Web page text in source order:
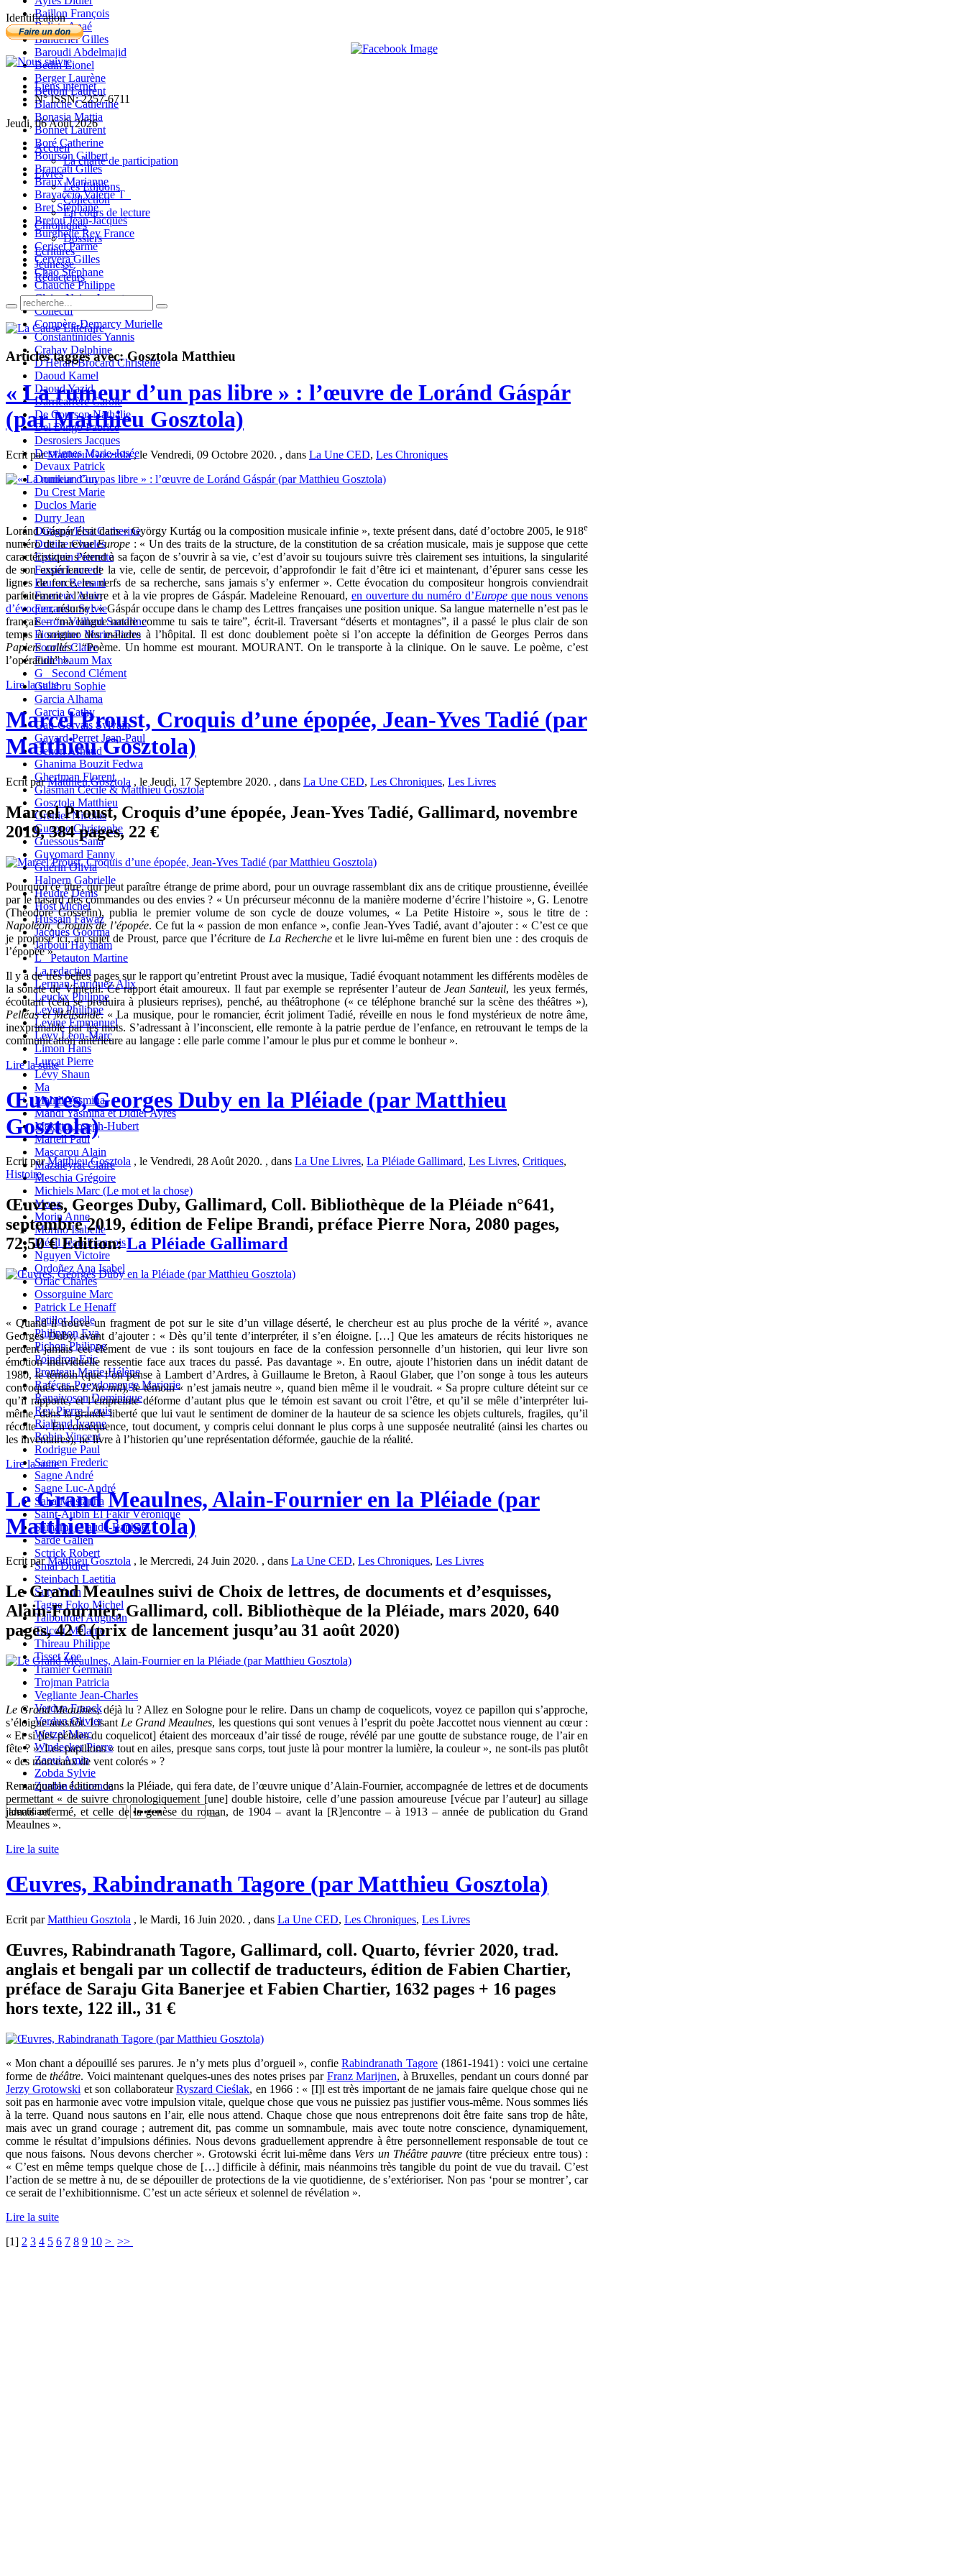
Baillon François
Balista Anaé
Banderier Gilles
Baroudi Abdelmajid
Bedin Lionel
Berger Laurène
Bettoni Laurent
Blanche Catherine
Bonasia Mattia
Bonnet Laurent
Boré Catherine
Bourson Gilbert
Brancati Gilles
Braux Marianne
Bravaccio Valérie T_
Bret Stéphane
Bretou Jean-Jacques
Burghelle Rey France
Ceriset Parme
Cervera Gilles
Chao Stéphane
Chauché Philippe
Claire-Neige Jaunet
Collectif
Compère-Demarcy Murielle
Constantinidès Yannis
Crahay Delphine
D'Hérart-Brocard Christelle
Daoud Kamel
Daoud Yazid
Darricarrère Carole
De Courson Nathalie
Del Dingo Fabrice
Desrosiers Jacques
Desvignes Marie-Josée
Devaux Patrick
Donikian Guy
Du Crest Marie
Duclos Marie
Durry Jean
Dutigny/Elsa Catherine
Duttine Charles
Epsztein Pierrette
Fassin Laurent
Fauren Bernard
Faurieux Alain
Ferrando Sylvie
Ferron-Veillard Sandrine
Fiorentino Marie-Pierre
Fourier Claire
Fullenbaum Max
G_ Second Clément
Galabru Sophie
Garcia Alhama
Garcia Cathy
Gau-Gervais Sylvain
Gavard-Perret Jean-Paul
Genon Arnaud
Ghanima Bouzit Fedwa
Ghertman Florent
Glasman Cécile & Matthieu Gosztola
Gosztola Matthieu
Grenier Nicolas
Gueppe Christophe
Guessous Sana
Guyomard Fanny
Guérin Olivia
Halpern Gabrielle
Heudré Denis
Host Michel
Hussain Fawaz
Jacques Goorma
Jarboui Haytham
L_ Petauton Martine
La redaction
Lerman Enriquez Alix
Leuckx Philippe
Leven Philippe
Levine Emmanuel
Levy Leon-Marc
Limon Hans
Lurçat Pierre
Lévy Shaun
Ma
Mahdi Yasmina
Mahdi Yasmina et Didier Ayres
Makutu Joseph-Hubert
Martell Paul
Mascarou Alain
Mazaleyrat Claire
Meschia Grégoire
Michiels Marc (Le mot et la chose)
Mona
Morin Anne
Morino Isabelle
Mézil Jean-François
Nguyen Victoire
Ordoñez Ana Isabel
Orlac Charles
Ossorguine Marc
Patrick Le Henaff
Petillot Joelle
Philippon Eva
Pichon Philippe
Poindron Eric
Prouteau Marie-Hélène
Rafécas-Poeydomenge Marjorie
Ranaivoson Dominique
Rey Pierre-Louis
Rialland Ivanne
Robin Vincent
Rodrigue Paul
Saenen Frederic
Sagne André
Sagne Luc-André
Saha Mustapha
Saint-Aubin El Fakir Véronique
Samama Claude-Raphaël
Sarde Galien
Sctrick Robert
Smal Didier
Steinbach Laetitia
Suty Yann
Tagne Foko Michel
Talbourdel Augustin
Talcott Mélanie
Thireau Philippe
Tisset Zoe
Tramier Germain
Trojman Patricia
Vegliante Jean-Charles
Verdun Franck
Verdun Olivier
Wetzel Marc
Windecker Pierre
Zaoui Amin
Zobda Sylvie
Zordan Laurence
Identification
Liens internet
N° ISSN: 2257-6711
Jeudi, 06 Août 2026
Accueil
La charte de participation
Livres
Les Editions
Collection
En cours de lecture
Chroniques
Dossiers
Ecritures
Jeunesse
Rédacteurs
Articles taggés avec: Gosztola Matthieu
« La rumeur d’un pas libre » : l’œuvre de Loránd Gáspár
(par Matthieu Gosztola)
Ecrit parMatthieu Gosztola, le Vendredi, 09 Octobre 2020. , dans La Une CED, Les Chroniques
Loránd Gáspár écrit dans « György Kurtág ou la composition musicale infinie », texte présent dans, daté d’octobre 2005, le 918e
numéro de la revueEurope : « Un des traits de la structure, de la constitution de sa création musicale, mais je suppose que cette
caractéristique s’étend à sa façon de s’ouvrir à sa vie, c’est d’avoir su toujours suivre très clairement ses intuitions, la singularité
de son expérience de la vie, celle de sentir, de percevoir, d’approfondir le fait d’être ici et maintenant, d’épurer sans cesse les
lignes de force, les nerfs de sa recherche, sans jamais s’y enfermer ». Cette évocation du compositeur hongrois conviendrait
parfaitement à l’œuvre et à la vie propres de Gáspár. Madeleine Renouard, en ouverture du numéro d’Europeque nous venons
d’évoquer, résume : « Gáspár occupe dans le champ des Lettres françaises une position unique. Sa langue maternelle n’est pas le
français – “ma langue natale comme tu sais te taire”, écrit-il. Traversant “déserts et montagnes”, il a passé le plus clair de son
temps à soigner des malades à l’hôpital. Il est donc doublement poète si l’on accepte la définition de Georges Perros dans
Papiers collés: “Poème. Un homme est mourant. MOURANT. On le transporte à la clinique. On le sauve. Le poème, c’est
l’opération” ».
Lire la suite
Marcel Proust, Croquis d’une épopée, Jean-Yves Tadié (par
Matthieu Gosztola)
Ecrit parMatthieu Gosztola , le Jeudi, 17 Septembre 2020. , dans La Une CED, Les Chroniques, Les Livres
Marcel Proust, Croquis d’une épopée, Jean-Yves Tadié, Gallimard, novembre
2019, 384 pages, 22 €
Pourquoi ce titre, qui peut paraître étrange de prime abord, pour un ouvrage rassemblant dix ans de critique proustienne, éveillée
par le hasard des commandes ou des envies ? « Un précurseur méconnu de la manière moderne d’écrire l’histoire », G. Lenotre
(Théodore Gosselin), publia le premier volume de son cycle de douze volumes, « La Petite Histoire », sous le titre de :
Napoléon, Croquis de l’épopée. Ce fut la « passion de mon enfance », confie Jean-Yves Tadié, avant d’ajouter : « C’est ce que
je propose ici, au sujet de Proust, parce que l’écriture de La Rechercheet le livre lui-même en furent bien une : des croquis de
l’épopée ».
Il y a de très belles pages sur le rapport qu’entretint Proust avec la musique, Tadié évoquant notamment les différents modèles de
la sonate de Vinteuil. Ce rapport était amoureux. Il faut par exemple se représenter l’auteur deJean Santeuil, les yeux fermés,
écoutant (cela se produira à plusieurs reprises), penché, au théâtrophone (« ce téléphone branché sur la scène des théâtres »),
Pelléas et Mélisande. « La musique, pour le romancier, écrit joliment Tadié, réveille en nous le fond mystérieux de notre âme,
inexprimable par les mots. S’adressant à l’inconscient, elle remonte à la patrie perdue de l’enfance, en retrouvant le temps de la
communication antérieure au langage : elle parle comme l’amour le plus pur et comme le bonheur ».
Lire la suite
Œuvres, Georges Duby en la Pléiade (par Matthieu
Gosztola)
Ecrit parMatthieu Gosztola , le Vendredi, 28 Août 2020. , dans La Une Livres, La Pléiade Gallimard, Les Livres, Critiques,
Histoire
Œuvres, Georges Duby, Gallimard, Coll. Bibliothèque de la Pléiade n°641,
septembre 2019, édition de Felipe Brandi, préface Pierre Nora, 2080 pages,
72,50 € Edition:La Pléiade Gallimard
« Quand il trouve un fragment de pot sur le site d’un village déserté, le chercheur est au plus proche de la vérité », avance
Georges Duby, avant d’ajouter : « Dès qu’il tente d’interpréter, il s’en éloigne. […] Que les amateurs de récits historiques ne
perdent jamais cet élément de vue : ils sont toujours en face de la confession personnelle d’un historien, qui leur livre son
émotion individuelle ressentie face aux traces du passé. Pas davantage ». En outre, ajoute l’historien dans un inédit datant de
1980, le témoin (que l’on pense à Lambert d’Ardres, à Guillaume le Breton, à Raoul Glaber, que l’on songe à tous les auteurs
convoqués dansL’An mil), le témoin « n’est jamais neutre », quand bien même il le voudrait. « Sa propre culture déteint sur ce
qu’il rapporte, et l’empreinte déforme d’autant plus que le témoin est savant ou croit l’être, et qu’il se mêle d’interpréter lui-
même, dans la grande liberté que lui vaut le sentiment de dominer de la hauteur de sa science les objets culturels, fragiles, qu’il
récolte ». En conséquence, tout document, y compris celui donnant le plus corps à une supposée neutralité (ainsi les chartes ou
les inventaires), ne livre à l’historien qu’une représentation déformée, gauchie de la réalité.
Lire la suite
Le Grand Meaulnes, Alain-Fournier en la Pléiade (par
Matthieu Gosztola)
Ecrit parMatthieu Gosztola , le Mercredi, 24 Juin 2020. , dans La Une CED, Les Chroniques, Les Livres
Le Grand Meaulnes suivi de Choix de lettres, de documents et d’esquisses,
Alain-Fournier, Gallimard, coll. Bibliothèque de la Pléiade, mars 2020, 640
pages, 42 € (prix de lancement jusqu’au 31 août 2020)
Le Grand Meaulnes, déjà lu ? Allez en Sologne pour le relire. Dans un champ de coquelicots, voyez ce papillon qui s’approche,
s’éloigne aussitôt. Lisant Le Grand Meaulnes, les questions qui sont venues à l’esprit du poète Jaccottet nous viennent au cœur :
« Et si [les pétales du coquelicot] étaient des morceaux d’air tissé de rouge, révélé par une goutte de substance rouge, de l’air en
fête ? ». Les papillons « tout en ailes, presque sans corps, tout juste là pour montrer la lumière, la couleur », ne sont-ils pas plutôt
« des morceaux de vent colorés » ?
Remarquable édition dans la Pléiade, qui fera date, de l’œuvre unique d’Alain-Fournier, accompagnée de lettres et de documents
permettant « de suivre chronologiquement [une] double histoire, celle d’une passion amoureuse [vécue par l’auteur] au sillage
jamais refermé, et celle de la genèse du roman, de 1904 – avant la [R]encontre – à 1913 – année de publication du Grand
Meaulnes ».
Lire la suite
Œuvres, Rabindranath Tagore (par Matthieu Gosztola)
Ecrit parMatthieu Gosztola , le Mardi, 16 Juin 2020. , dans La Une CED, Les Chroniques, Les Livres
Œuvres, Rabindranath Tagore, Gallimard, coll. Quarto, février 2020, trad.
anglais et bengali par un collectif de traducteurs, édition de Fabien Chartier,
préface de Saraju Gita Banerjee et Fabien Chartier, 1632 pages + 16 pages
hors texte, 122 ill., 31 €
« Mon chant a dépouillé ses parures. Je n’y mets plus d’orgueil », confieRabindranath Tagore (1861-1941) : voici une certaine
forme dethéâtre. Voici maintenant quelques-unes des notes prises par Franz Marijnen, à Bruxelles, pendant un cours donné par
Jerzy Grotowski et son collaborateurRyszard Cieślak, en 1966 : « [I]l est très important de ne jamais faire quelque chose qui ne
soit pas en harmonie avec votre impulsion vitale, quelque chose que vous ne puissiez pas justifier vous-même. Nous sommes liés
à la terre. Quand nous sautons en l’air, elle nous attend. Chaque chose que nous entreprenons doit être faite sans trop de hâte,
mais avec un grand courage ; autrement dit, pas comme un somnambule, mais avec toute notre conscience, dynamiquement,
comme le résultat d’impulsions définies. Nous devons graduellement apprendre à être personnellement responsable de tout ce
que nous faisons. Nous devons chercher ». Grotowski écrit lui-même dans Vers un Théâtre pauvre(titre précieux entre tous) :
« C’est en même temps quelque chose de […] difficile à définir, mais néanmoins très tangible du point de vue du travail. C’est
l’action de se mettre à nu, de se dépouiller de protections de la vie quotidienne, de s’extérioriser. Non pas ‘pour se montrer’, car
ce serait de l’exhibitionnisme. C’est un acte sérieux et solennel de révélation ».
Lire la suite
[1] 2 3 4 5 6 7 8 9 10 > >>